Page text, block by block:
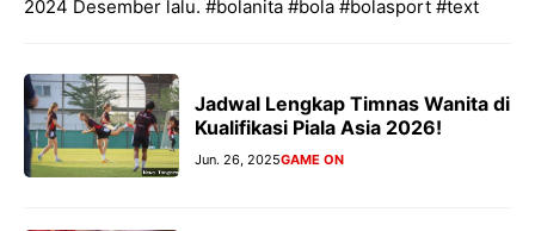
2024 Desember lalu. #bolanita #bola #bolasport #text
Jadwal Lengkap Timnas Wanita di
Kualifikasi Piala Asia 2026!
Jun. 26, 2025GAME ON